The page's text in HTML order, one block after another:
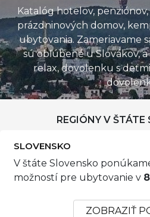
Katalóg hotelov,
prázdninových domov,
ubytovania. Zameriavame
sú obľúbené u Slovákov,
relax, dovolenku s
REGIÓNY V ŠTÁTE
SLOVENSKO
V štáte Slovensko
možností pre ubytovanie v 8
ZOBRAZIŤ